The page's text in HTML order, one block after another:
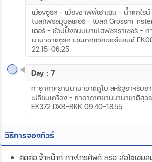
เมืองซูริค - เมืองชาฟฟ์เฮาเซิน – น้ำตกไร
โบสถ์ฟรอมุนสเตอร์ - โบสถ์
เตอร์ – ช้อปปิ้งถนนบานโฮฟซตราเซอร์ – ท่
นานาชาติซูริค ประเทศสวิสเซอร์แลนด์
22.15-06.25
Day : 7
ท่าอากาศยานนานาชาติดูไบ สหรัฐอาหรับอ
เปลี่ยนเครื่อง - ท่าอากาศยานนานาชาติสุว
EK372 DXB-BKK 09.40-18.55
วิธีการจองทัวร์
ติดต่อเจ้าหน้าที่ ทางโทรศัพท์ หรือ สื่อโซเชียล